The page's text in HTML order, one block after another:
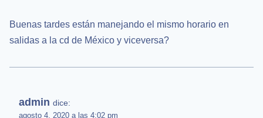
Buenas tardes están manejando el mismo horario en
salidas a la cd de México y viceversa?
admin dice:
agosto 4, 2020 a las 4:02 pm